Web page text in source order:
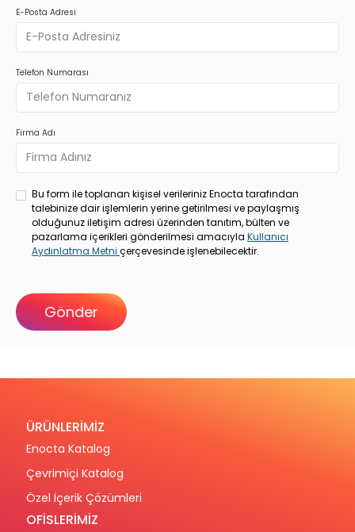
E-Posta Adresi
Telefon Numarası
Firma Adı
Bu form ile toplanan kişisel verileriniz Enocta tarafından
talebinize dair işlemlerin yerine getirilmesi ve paylaşmış
olduğunuz iletişim adresi üzerinden tanıtım, bülten ve
pazarlama içerikleri gönderilmesi amacıyla Kullanıcı
Aydınlatma Metni çerçevesinde işlenebilecektir.
ÜRÜNLERİMİZ
Enocta Katalog
Çevrimiçi Katalog
Özel İçerik Çözümleri
OFİSLERİMİZ